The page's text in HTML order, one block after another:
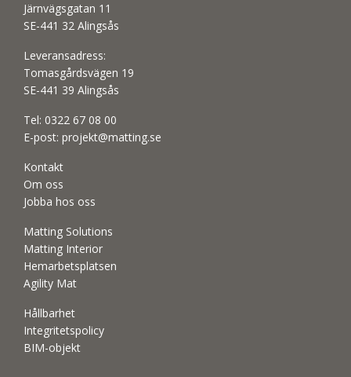
Järnvägsgatan 11
SE-441 32 Alingsås
Leveransadress:
Tomasgårdsvägen 19
SE-441 39 Alingsås
Tel: 0322 67 08 00
E-post: projekt@matting.se
Kontakt
Om oss
Jobba hos oss
Matting Solutions
Matting Interior
Hemarbetsplatsen
Agility Mat
Hållbarhet
Integritetspolicy
BIM-objekt